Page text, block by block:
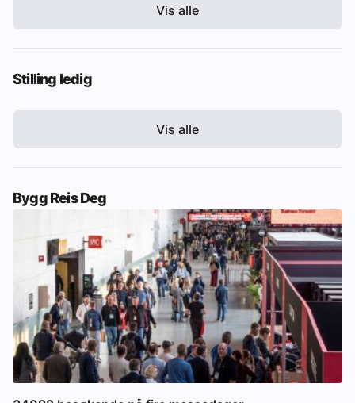
Vis alle
Stilling ledig
Vis alle
Bygg Reis Deg